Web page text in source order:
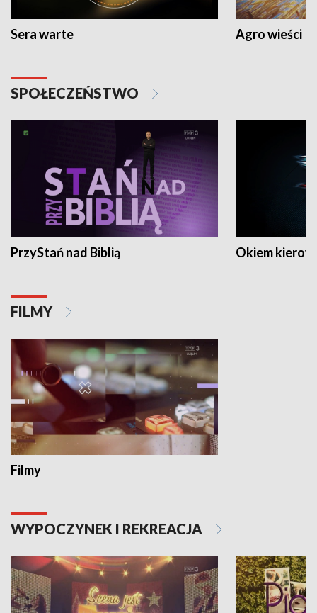
Sera warte Agro wieści
SPOŁECZEŃSTWO
PrzyStań nad Biblią Okiem
FILMY
Filmy
WYPOCZYNEK I REKREACJA